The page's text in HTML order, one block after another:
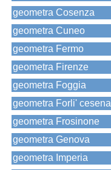
geometra Cosenza
geometra Cuneo
geometra Fermo
geometra Firenze
geometra Foggia
geometra Forli' cesena
geometra Frosinone
geometra Genova
geometra Imperia